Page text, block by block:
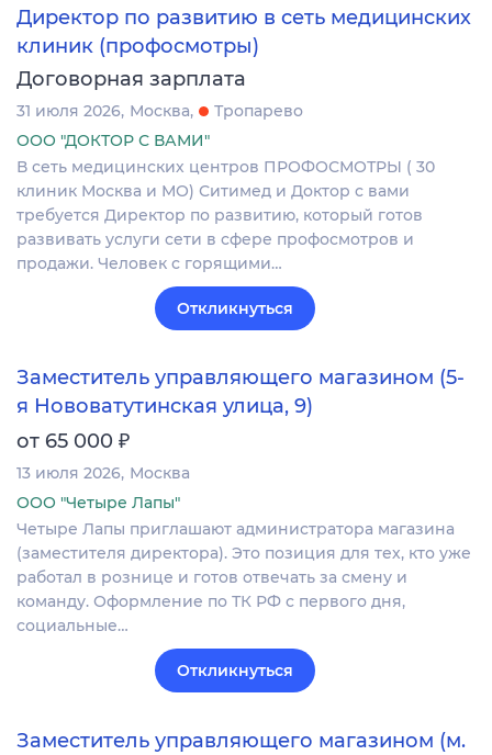
Директор по развитию в сеть медицинских
клиник (профосмотры)
Договорная зарплата
31 июля 2026 Москва
Тропарево
ООО "ДОКТОР С ВАМИ"
В сеть медицинских центров ПРОФОСМОТРЫ ( 30
клиник Москва и МО) Ситимед и Доктор с вами
требуется Директор по развитию, который готов
развивать услуги сети в сфере профосмотров и
продажи. Человек с горящими…
Откликнуться
Заместитель управляющего магазином (5-
я Нововатутинская улица, 9)
от 65 000 ₽
13 июля 2026 Москва
ООО "Четыре Лапы"
Четыре Лапы приглашают администратора магазина
(заместителя директора). Это позиция для тех, кто уже
работал в рознице и готов отвечать за смену и
команду. Оформление по ТК РФ с первого дня,
социальные…
Откликнуться
Заместитель управляющего магазином (м.